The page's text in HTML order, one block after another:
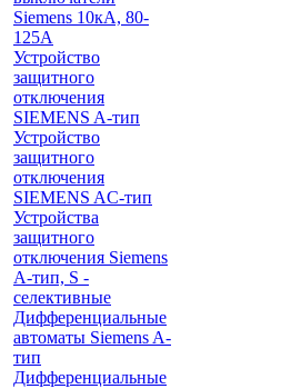
Siemens 10кА, 80-
125A
Устройство
защитного
отключения
SIEMENS A-тип
Устройство
защитного
отключения
SIEMENS AС-тип
Устройства
защитного
отключения Siemens
A-тип, S -
селективные
Дифференциальные
автоматы Siemens A-
тип
Дифференциальные